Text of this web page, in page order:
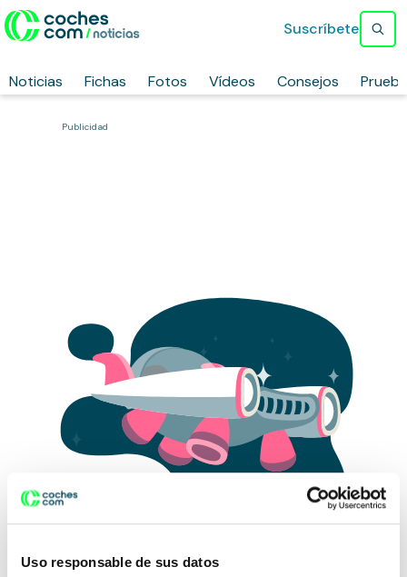
Uso responsable de sus datos
Noticias Fichas Fotos Vídeos Consejos
Suscríbete
Publicidad